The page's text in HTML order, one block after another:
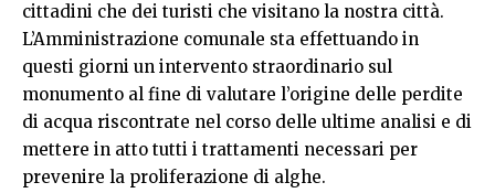
cittadini che dei turisti che visitano la nostra città.
L’Amministrazione comunale sta effettuando in
questi giorni un intervento straordinario sul
monumento al fine di valutare l’origine delle perdite
di acqua riscontrate nel corso delle ultime analisi e di
mettere in atto tutti i trattamenti necessari per
prevenire la proliferazione di alghe.